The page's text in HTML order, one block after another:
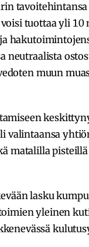
tuottaa yli 10
neutraalista
muun
valintaansa
matalilla
lasku
yleinen